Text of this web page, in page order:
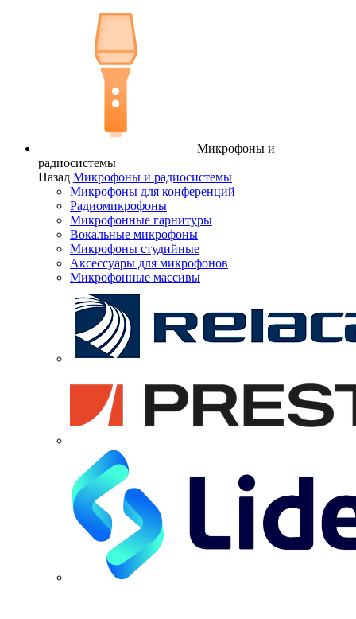
Микрофоны и
радиосистемы
Назад Микрофоны и радиосистемы
Микрофоны для конференций
Радиомикрофоны
Микрофонные гарнитуры
Вокальные микрофоны
Микрофоны студийные
Аксессуары для микрофонов
Микрофонные массивы